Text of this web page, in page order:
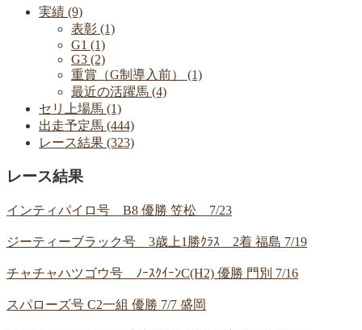
実績 (9)
表彰 (1)
G1 (1)
G3 (2)
重賞（G制導入前） (1)
最近の活躍馬 (4)
セリ上場馬 (1)
出走予定馬 (444)
レース結果 (323)
レース結果
インティパイロ号 B8 優勝 笠松 7/23
ジーティーブラック号 3歳上1勝ｸﾗｽ 2着 福島 7/19
チャチャハツゴウ号 ﾉｰｽｸｲｰﾝC(H2) 優勝 門別 7/16
スパローズ号 C2一組 優勝 7/7 盛岡